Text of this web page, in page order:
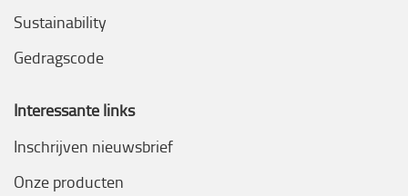
Sustainability
Gedragscode
Interessante links
Inschrijven nieuwsbrief
Onze producten